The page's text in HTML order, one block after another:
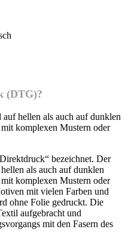
(DTG)?
hellen als auch auf dunklen
komplexen Mustern oder
bezeichnet. Der
als auch auf dunklen
komplexen Mustern oder
mit vielen Farben und
ohne Folie gedruckt. Die
aufgebracht und
mit den Fasern des